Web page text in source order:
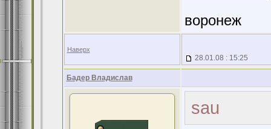
воронеж
Наверх
28.01.08 : 15:25
Бадер Владислав
sau